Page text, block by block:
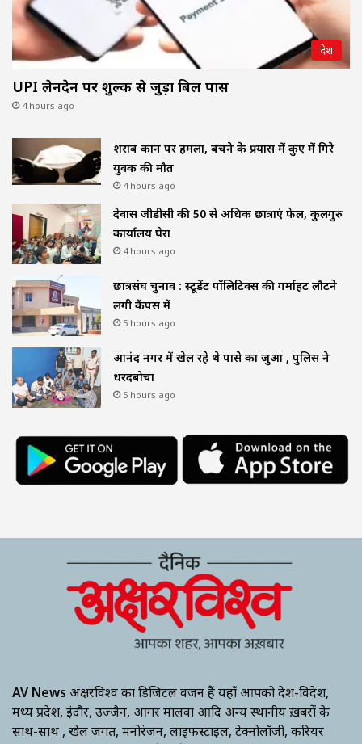
देश
UPI लेनदेन पर शुल्क से जुड़ा बिल पास
4 hours ago
शराब दुकान पर हमला, बचने के प्रयास में कुए में गिरे
युवक की मौत
4 hours ago
देवास जीडीसी की 50 से अधिक छात्राएं फेल, कुलगुरु
कार्यालय घेरा
4 hours ago
छात्रसंघ चुनाव : स्टूडेंट पॉलिटिक्स की गर्माहट लौटने
लगी कैंपस में
5 hours ago
आनंद नगर में खेल रहे थे पासे का जुआ , पुलिस ने
धरदबोचा
5 hours ago
AV News अक्षरविश्व का डिजिटल वर्जन हैं यहाँ आपको देश-विदेश,
मध्य प्रदेश, इंदौर, उज्जैन, आगर मालवा आदि अन्य स्थानीय ख़बरों के
साथ-साथ , खेल जगत, मनोरंजन, लाइफस्टाइल, टेक्नोलॉजी, करियर